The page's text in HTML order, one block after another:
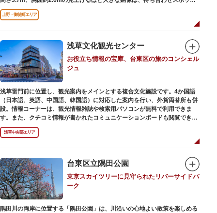
やフォトスポットとして親しまれています。彫刻家、高村光雲によって作ら
れた像は、愛犬のツンと一緒にうさぎ狩りに出かけているところだそう。
上野公園にお立ち寄りの際は、ぜひ「上野の西郷さん」と写真撮影を楽しん
上野・御徒町エリア
浅草文化観光センター
お役立ち情報の宝庫、台東区の旅のコンシェル
ジュ
浅草雷門前に位置し、観光案内をメインとする複合文化施設です。4か国語
（日本語、英語、中国語、韓国語）に対応した案内を行い、外貨両替所も併
設。情報コーナーは、観光情報雑誌や検索用パソコンが無料で利用できま
す。また、クチコミ情報が書かれたコミュニケーションボードも閲覧できる
ので、とっておきの旅のヒントを得られるかも。多目的スペースでは、映像
を活用し台東区のみどころやイベント、歴史、文化を紹介。通常、イスが配
仲見世や、隅田川や東京スカイツリーも一望できるビュースポットとなって
います。
浅草の街並みに溶け込む平屋を重ねたようなおしゃれな外観は、日本を代表
する建築家・隈研吾氏によるデザイン。木の温もりあふれる空間は、初めて
日本を訪れる海外ツーリストにも優しい印象を与えています。
浅草中央部エリア
台東区立隅田公園
東京スカイツリーに見守られたリバーサイドパ
ーク
隅田川の両岸に位置する「隅田公園」は、川沿いの心地よい散策を楽しめる